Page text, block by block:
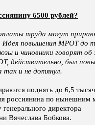
6500 рублей?
труда могут
повышения МРОТ до
и чиновники говорят
действительно, был
и не дотянул.
поднять до 6,5
россиянина по нынешним
директора
Вячеслава Бобкова.